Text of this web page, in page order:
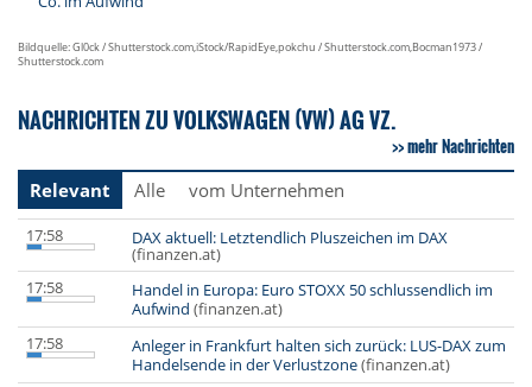
Bildquelle: Gl0ck / Shutterstock.com,iStock/RapidEye,pokchu / Shutterstock.com,Bocman1973 /
Shutterstock.com
NACHRICHTEN ZU VOLKSWAGEN (VW) AG VZ.
mehr Nachrichten
Relevant
Alle vom Unternehmen
17:58 DAX aktuell: Letztendlich Pluszeichen im DAX
(finanzen.at)
17:58
Handel in Europa: Euro STOXX 50 schlussendlich im
Aufwind (finanzen.at)
17:58
Anleger in Frankfurt halten sich zurück: LUS-DAX zum
Handelsende in der Verlustzone(finanzen.at)